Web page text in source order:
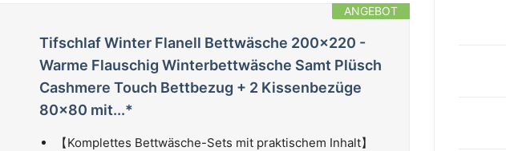
ANGEBOT
Tifschlaf Winter Flanell Bettwäsche 200x220 -
Warme Flauschig Winterbettwäsche Samt Plüsch
Cashmere Touch Bettbezug + 2 Kissenbezüge
80x80 mit...*
【Komplettes Bettwäsche-Sets mit praktischem Inhalt】